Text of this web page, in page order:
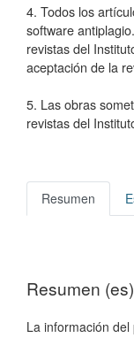
Resumen
Resumen
La información
4. Todos los
software
revistas del
aceptación de la
5. Las obras
revistas del